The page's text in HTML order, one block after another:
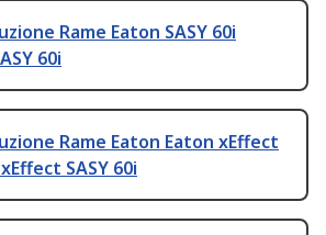
Rame Eaton SASY 60i
60i
Rame Eaton Eaton xEffect
SASY 60i